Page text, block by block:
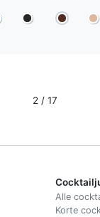
2 / 17
Alle
Korte